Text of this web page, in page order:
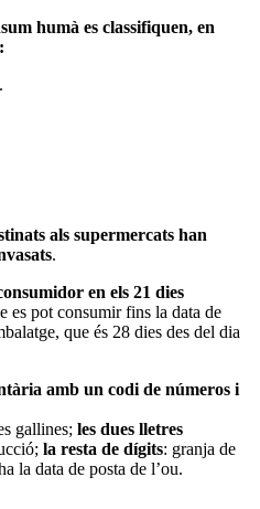
humà es classifiquen, en
als supermercats han
.
en els 21 dies
es pot consumir fins la data de
que és 28 dies des del dia
amb un codi de números i
gallines; les dues lletres
la resta de dígits: granja de
la data de posta de l’ou.